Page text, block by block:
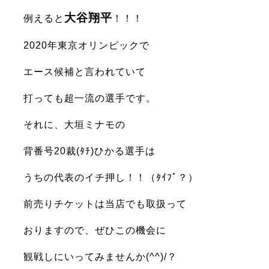
例えると 大谷翔平 ！！！
2020年東京オリンピックで
エース候補と言われていて
打っても超一流の選手です。
それに、大垣ミナモの
背番号20裁(ﾀﾁ)ひかる選手は
うちの代表のイチ押し！！（ﾀｲﾌﾟ？）
前売りチケットは当店でも取扱って
おりますので、ぜひこの機会に
観戦しにいってみませんか(^^)/？